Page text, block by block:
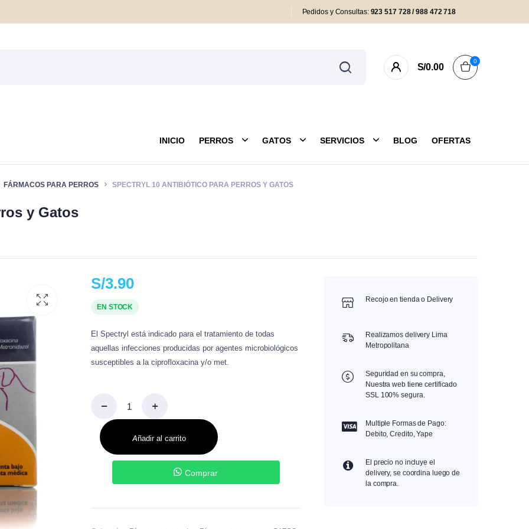
Pedidos y Consultas: 923 517 728 / 988 472 718
S/0.00
0
INICIO PERROS
y Viajes
Lanzadores y Pelotas
Farmacia y Salud
Cuidado Dental
GATOS
Anti pulgas
Farmacia y Salud
Shampoos e Higiene
Cuidado Dental
Juguetes
Areneros
SERVICIOS BLOG OFERTAS
FÁRMACOS PARA PERROS SPECTRYL 10 ANTIBIÓTICO PARA PERROS Y GATOS
y Gatos
S/3.90
EN STOCK
El Spectryl está indicado para el tratamiento de todas
aquellas infecciones producidas por agentes microbiológicos
susceptibles a la ciprofloxacina y/o met.
Añadir al carrito
Comprar
Recojo en tienda o Delivery
Realizamos delivery Lima
Metropolitana
Seguridad en su compra,
Nuestra web tiene certificado
SSL 100% segura.
Multiple Formas de Pago:
Debito, Credito, Yape
El precio no incluye el
delivery, se coordina luego de
la compra.